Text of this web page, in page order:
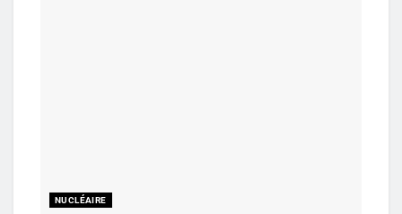
NUCLÉAIRE